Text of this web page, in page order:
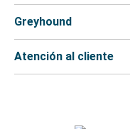
Greyhound
Atención al cliente